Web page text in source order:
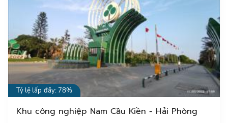
Tỷ lệ lấp đầy: 78%
Khu công nghiệp Nam Cầu Kiền - Hải Phòng